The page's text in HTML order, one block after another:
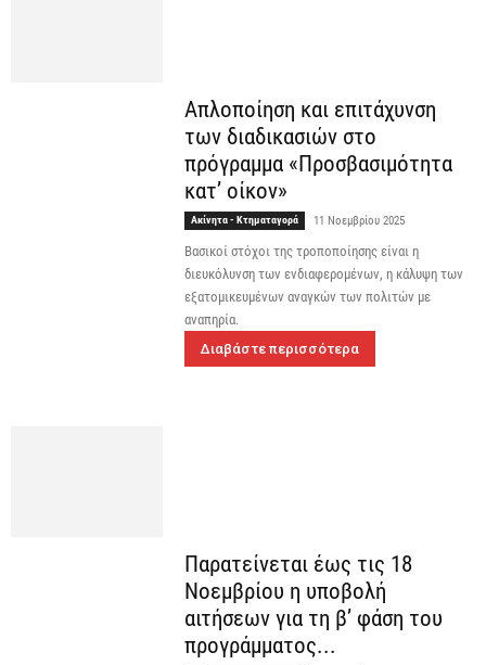
Απλοποίηση και επιτάχυνση
των διαδικασιών στο
πρόγραμμα «Προσβασιμότητα
κατ’ οίκον»
Ακίνητα - Κτηματαγορά 11 Νοεμβρίου 2025
Βασικοί στόχοι της τροποποίησης είναι η
διευκόλυνση των ενδιαφερομένων, η κάλυψη των
εξατομικευμένων αναγκών των πολιτών με
αναπηρία.
Διαβάστε περισσότερα
Παρατείνεται έως τις 18
Νοεμβρίου η υποβολή
αιτήσεων για τη β’ φάση του
προγράμματος...